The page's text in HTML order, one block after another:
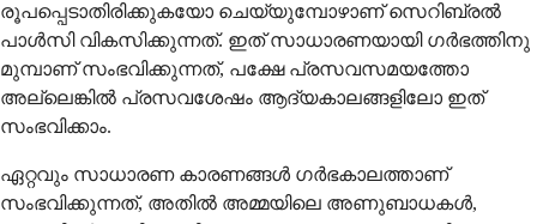
രൂപപ്പെടാതിരിക്കുകയോ ചെയ്യുമ്പോഴാണ് സെറിബ്രൽ
പാൾസി വികസിക്കുന്നത്. ഇത് സാധാരണയായി ഗർഭത്തിനു
മുമ്പാണ് സംഭവിക്കുന്നത്, പക്ഷേ പ്രസവസമയത്തോ
അല്ലെങ്കിൽ പ്രസവശേഷം ആദ്യകാലങ്ങളിലോ ഇത്
സംഭവിക്കാം.
ഏറ്റവും സാധാരണ കാരണങ്ങൾ ഗർഭകാലത്താണ്
സംഭവിക്കുന്നത്, അതിൽ അമ്മയിലെ അണുബാധകൾ,